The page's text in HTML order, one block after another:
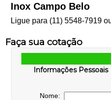
Inox Campo Belo
Ligue para (11) 5548-7919
Faça sua cotação
Informações Pessoais
Nome: